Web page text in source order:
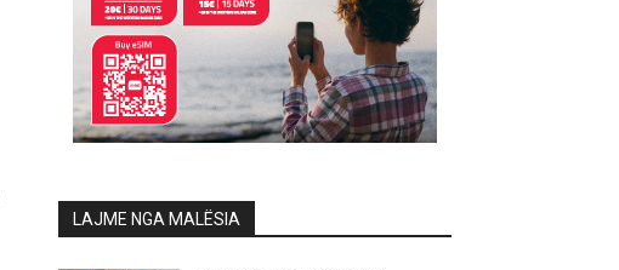
LAJME NGA MALËSIA